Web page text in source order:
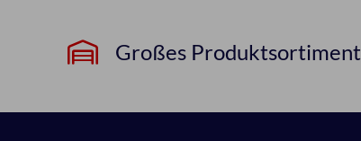
Großes Produktsortiment